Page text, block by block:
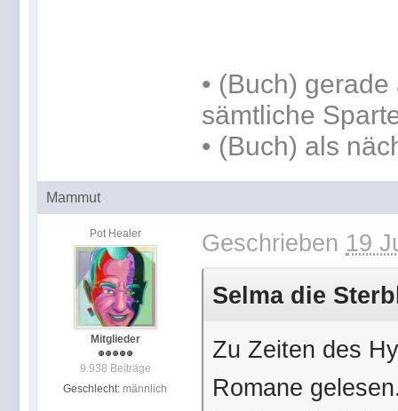
• (Buch) gerade
sämtliche
• (Buch) als
Mammut
Pot Healer
Mitglieder
9.938 Beiträge
Geschlecht: männlich
Geschrieben 19
Selma die
Zu Zeiten des
Romane